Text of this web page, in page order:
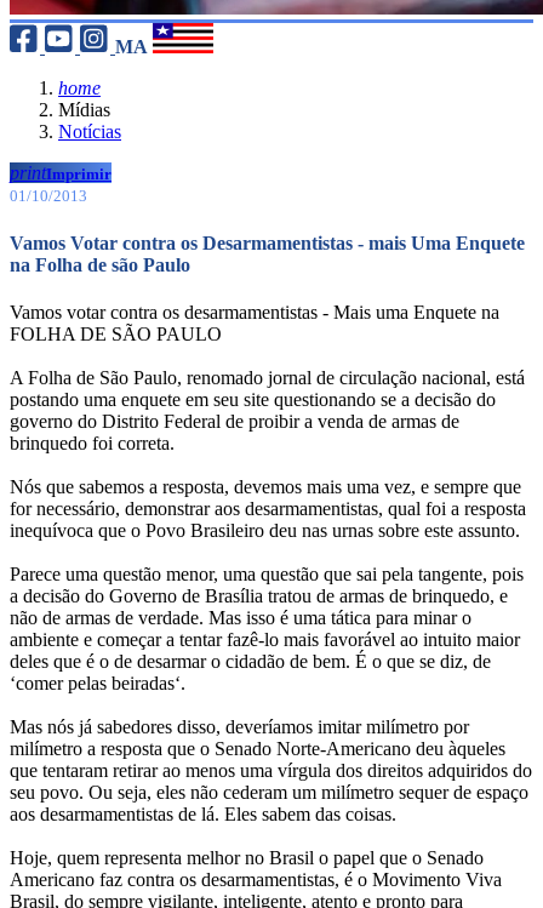
MA
home
Mídias
Notícias
printImprimir
01/10/2013
Vamos Votar contra os Desarmamentistas - mais Uma Enquete
na Folha de são Paulo
Vamos votar contra os desarmamentistas - Mais uma Enquete na
FOLHA DE SÃO PAULO
A Folha de São Paulo, renomado jornal de circulação nacional, está
postando uma enquete em seu site questionando se a decisão do
governo do Distrito Federal de proibir a venda de armas de
brinquedo foi correta.
Nós que sabemos a resposta, devemos mais uma vez, e sempre que
for necessário, demonstrar aos desarmamentistas, qual foi a resposta
inequívoca que o Povo Brasileiro deu nas urnas sobre este assunto.
Parece uma questão menor, uma questão que sai pela tangente, pois
a decisão do Governo de Brasília tratou de armas de brinquedo, e
não de armas de verdade. Mas isso é uma tática para minar o
ambiente e começar a tentar fazê-lo mais favorável ao intuito maior
deles que é o de desarmar o cidadão de bem. É o que se diz, de
‘comer pelas beiradas‘.
Mas nós já sabedores disso, deveríamos imitar milímetro por
milímetro a resposta que o Senado Norte-Americano deu àqueles
que tentaram retirar ao menos uma vírgula dos direitos adquiridos do
seu povo. Ou seja, eles não cederam um milímetro sequer de espaço
aos desarmamentistas de lá. Eles sabem das coisas.
Hoje, quem representa melhor no Brasil o papel que o Senado
Americano faz contra os desarmamentistas, é o Movimento Viva
Brasil, do sempre vigilante, inteligente, atento e pronto para